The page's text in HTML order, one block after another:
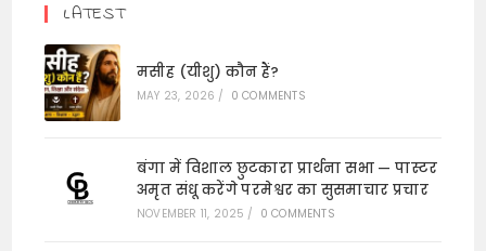
LATEST
मसीह (यीशु) कौन हैं?
MAY 23, 2026 / 0 COMMENTS
बंगा में विशाल छुटकारा प्रार्थना सभा — पास्टर
अमृत संधू करेंगे परमेश्वर का सुसमाचार प्रचार
NOVEMBER 11, 2025 / 0 COMMENTS